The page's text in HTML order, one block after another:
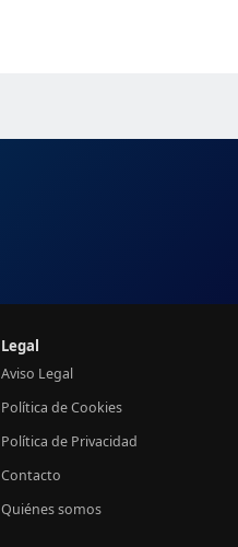
Legal
Aviso Legal
Política de Cookies
Política de Privacidad
Contacto
Quiénes somos